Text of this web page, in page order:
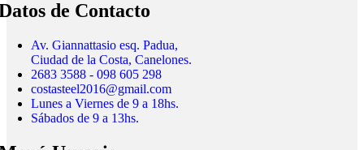
de Contacto
Av. Giannattasio esq. Padua,
Ciudad de la Costa, Canelones.
2683 3588 - 098 605 298
costasteel2016@gmail.com
Lunes a Viernes de 9 a 18hs.
Sábados de 9 a 13hs.